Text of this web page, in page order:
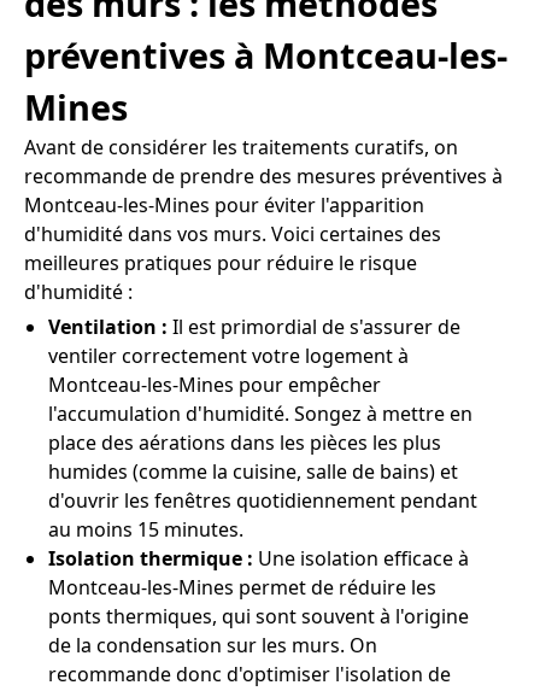
préventives à Montceau-les-
Mines
Avant de considérer les traitements curatifs, on
recommande de prendre des mesures préventives à
Montceau-les-Mines pour éviter l'apparition
d'humidité dans vos murs. Voici certaines des
meilleures pratiques pour réduire le risque
d'humidité :
Ventilation : Il est primordial de s'assurer de
ventiler correctement votre logement à
Montceau-les-Mines pour empêcher
l'accumulation d'humidité. Songez à mettre en
place des aérations dans les pièces les plus
humides (comme la cuisine, salle de bains) et
d'ouvrir les fenêtres quotidiennement pendant
au moins 15 minutes.
Isolation thermique : Une isolation efficace à
Montceau-les-Mines permet de réduire les
ponts thermiques, qui sont souvent à l'origine
de la condensation sur les murs. On
recommande donc d'optimiser l'isolation de